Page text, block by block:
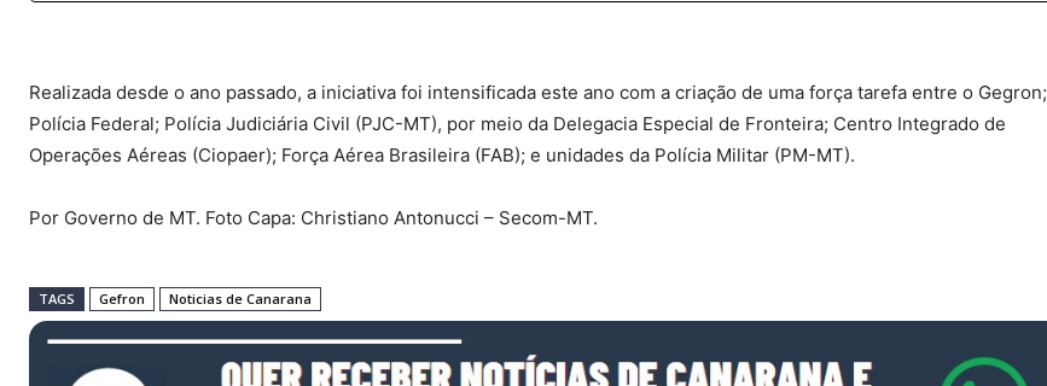
Realizada desde o ano passado, a iniciativa foi intensificada este ano com a criação de uma força tarefa entre o Gegron;
Polícia Federal; Polícia Judiciária Civil (PJC-MT), por meio da Delegacia Especial de Fronteira; Centro Integrado de
Operações Aéreas (Ciopaer); Força Aérea Brasileira (FAB); e unidades da Polícia Militar (PM-MT).
Por Governo de MT. Foto Capa: Christiano Antonucci – Secom-MT.
TAGS Gefron Noticias de Canarana